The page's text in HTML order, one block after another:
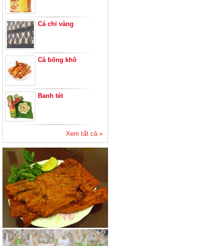
Cá chỉ vàng
Cá bống khô
Banh tét
Xem tất cả »